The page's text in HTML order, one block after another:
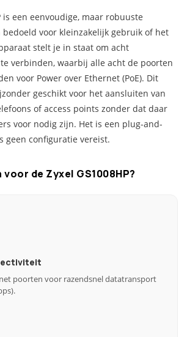
is een eenvoudige, maar robuuste
voor kleinzakelijk gebruik of het
stelt je in staat om acht
verbinden, waarbij alle acht de poorten
voor Power over Ethernet (PoE). Dit
geschikt voor het aansluiten van
of access points zonder dat daar
voor nodig zijn. Het is een plug-and-
geen configuratie vereist.
de Zyxel GS1008HP?
poorten voor razendsnel datatransport